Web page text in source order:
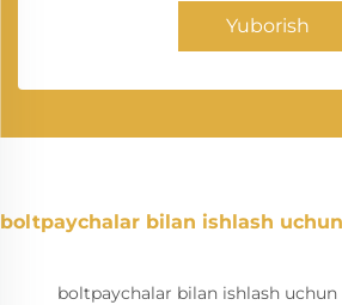
Yuborish
boltpaychalar bilan ishlash
boltpaychalar bilan ishlash